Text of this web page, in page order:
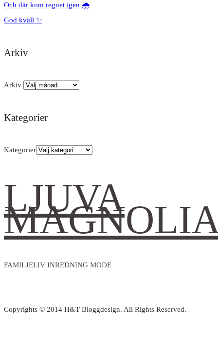
Och där kom regnet igen 🌧️
God kväll ✨
Arkiv
Arkiv
Kategorier
Kategorier
LJUVA
FAMILJELIV INREDNING MODE
Copyrights © 2014 H&T Bloggdesign. All Rights Reserved.